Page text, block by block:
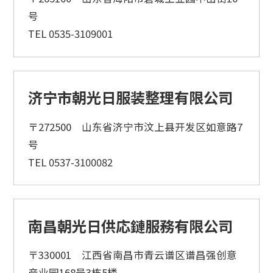
号
TEL 0535-3109001
济宁市朝光日服装整理有限公司
〒272500 山东省济宁市汶上县开发区如意路7
号
TEL 0537-3100082
南昌朝光日供応鏈服務有限公司
〒330001 江西省南昌市青云谱区谱昌强创意